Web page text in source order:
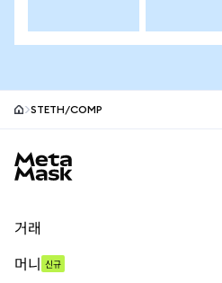
STETH/COMP
거래
머니 신규